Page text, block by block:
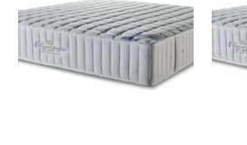
LISTU
ŽELJA